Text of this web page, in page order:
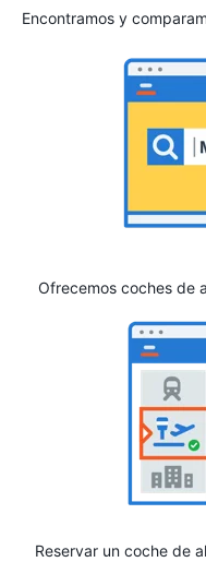
Encontramos y
Ofrecemos coches de
Reservar un coche de